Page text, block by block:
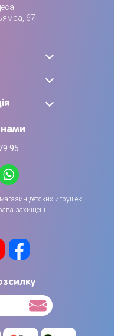
67
нами
95
детских игрушек
захищені